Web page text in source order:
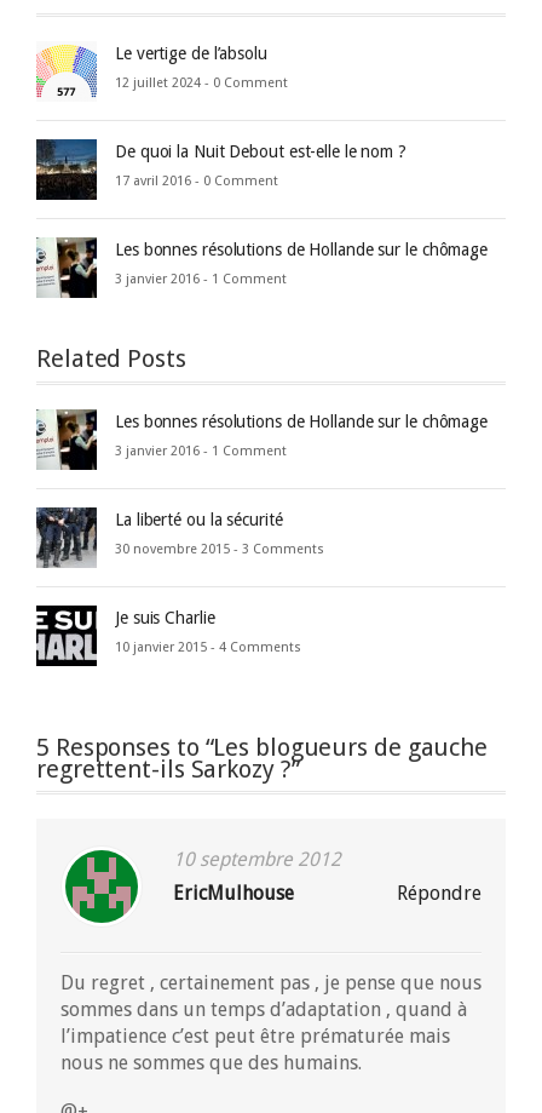
Le vertige de l’absolu
12 juillet 2024 - 0 Comment
De quoi la Nuit Debout est-elle le nom ?
17 avril 2016 - 0 Comment
Les bonnes résolutions de Hollande sur le chômage
3 janvier 2016 - 1 Comment
Related Posts
Les bonnes résolutions de Hollande sur le chômage
3 janvier 2016 - 1 Comment
La liberté ou la sécurité
30 novembre 2015 - 3 Comments
Je suis Charlie
10 janvier 2015 - 4 Comments
5 Responses to “Les blogueurs de gauche
regrettent-ils Sarkozy ?”
10 septembre 2012
EricMulhouse
Répondre
Du regret , certainement pas , je pense que nous
sommes dans un temps d’adaptation , quand à
l’impatience c’est peut être prématurée mais
nous ne sommes que des humains.